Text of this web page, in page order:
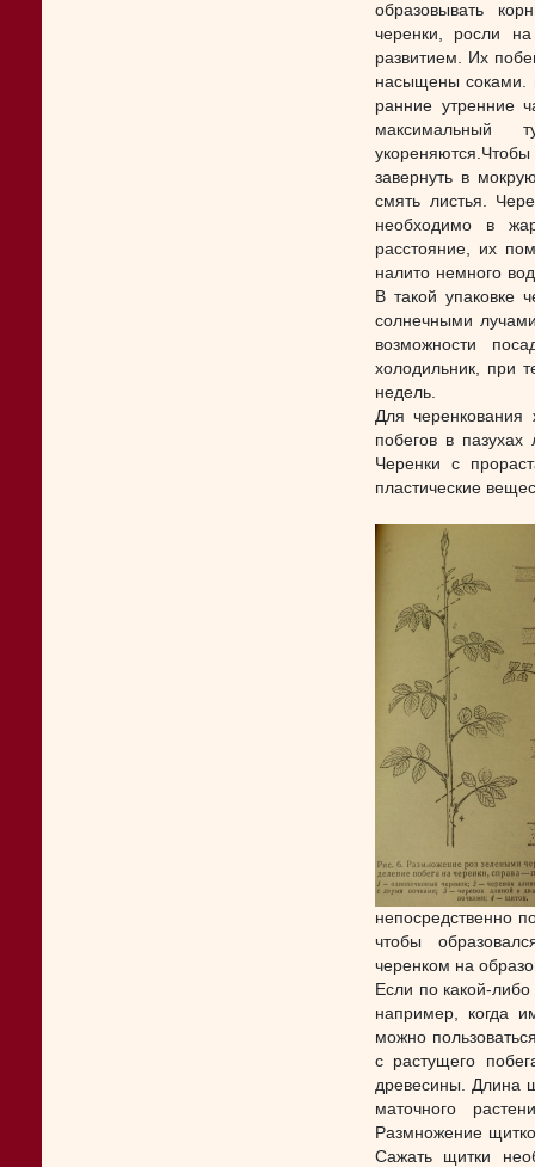
образовывать
черенки, росли
развитием. Их
насыщены соками.
ранние утренние
максимальный
завернуть в
смять листья.
необходимо в
расстояние, их
налито немного
В такой упаковке
солнечными
возможности
холодильник, при
недель.
Для черенкования
побегов в
Черенки с
пластические
непосредственно
чтобы
черенком на
Если по какой-
например, когда
можно
с растущего
древесины. Длина
маточного
Размножение
Сажать щитки